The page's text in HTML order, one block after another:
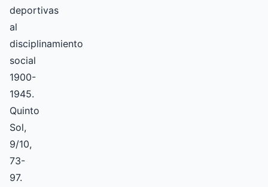
deportivas
al
disciplinamiento
social
1900-
1945.
Quinto
Sol,
9/10,
73-
97.